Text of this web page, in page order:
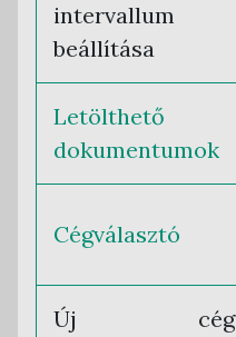
intervallum
beállítása
Letölthető
dokumentumok
Cégválasztó
Új cég